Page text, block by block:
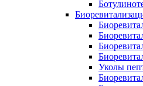
Уколы